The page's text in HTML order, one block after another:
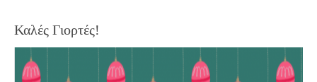
Καλές Γιορτές!